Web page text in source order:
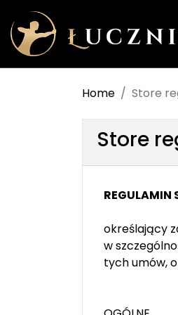
Home Store
Store
REGULAMIN
określający
w
tych umów,